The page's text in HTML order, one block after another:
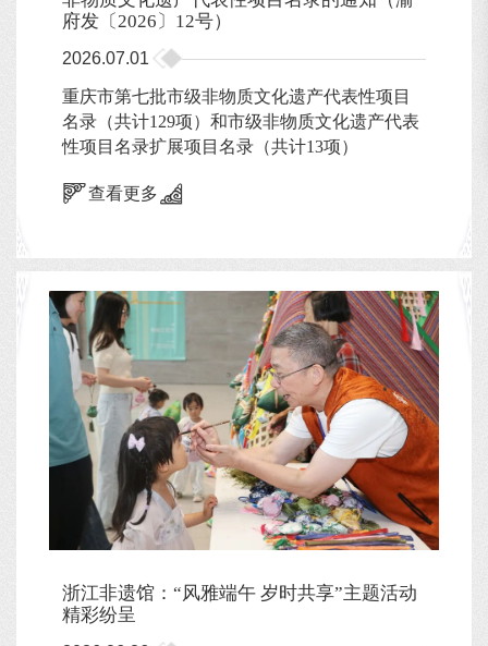
府发〔2026〕12号）
2026.07.01
重庆市第七批市级非物质文化遗产代表性项目
名录（共计129项）和市级非物质文化遗产代表
性项目名录扩展项目名录（共计13项）
查看更多
浙江非遗馆：“风雅端午 岁时共享”主题活动
精彩纷呈